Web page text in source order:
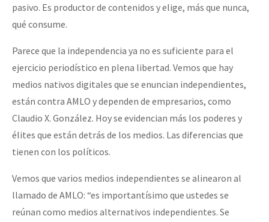
pasivo. Es productor de contenidos y elige, más que nunca,
qué consume.
Parece que la independencia ya no es suficiente para el
ejercicio periodístico en plena libertad. Vemos que hay
medios nativos digitales que se enuncian independientes,
están contra AMLO y dependen de empresarios, como
Claudio X. González. Hoy se evidencian más los poderes y
élites que están detrás de los medios. Las diferencias que
tienen con los políticos.
Vemos que varios medios independientes se alinearon al
llamado de AMLO: “es importantísimo que ustedes se
reúnan como medios alternativos independientes. Se